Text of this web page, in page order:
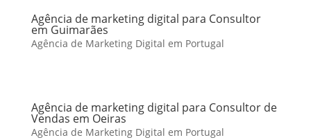
Agência de marketing digital para Consultor
em Guimarães
Agência de Marketing Digital em Portugal
Agência de marketing digital para Consultor de
Vendas em Oeiras
Agência de Marketing Digital em Portugal